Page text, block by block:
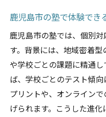
塾の個別指導が
鹿児島市塾の個
塾選びで注目さ
未来を見据えた
鹿児島市の塾で体験でき
鹿児島市の塾では、個別
す。背景には、地域密着
や学校ごとの課題に精通
ば、学校ごとのテスト傾
プリントや、オンライン
げられます。こうした進